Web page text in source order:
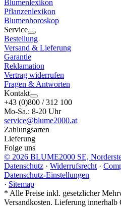
Blumenlexikon
Pflanzenlexikon
Blumenhoroskop
Service
Bestellung
Versand & Lieferung
Garantie
Reklamation
Vertrag widerrufen
Fragen & Antworten
Kontakt
+43 (0)800 / 312 100
Mo-Sa.: 8-20 Uhr
service@blume2000.at
Zahlungsarten
Lieferung
Folge uns
© 2026 BLUME2000 SE,
Datenschutz · Widerrufsrecht ·
Datenschutz-Einstellungen
· Sitemap
* Alle Preise inkl. gesetzlicher
Versandkosten. Lieferung innerhalb